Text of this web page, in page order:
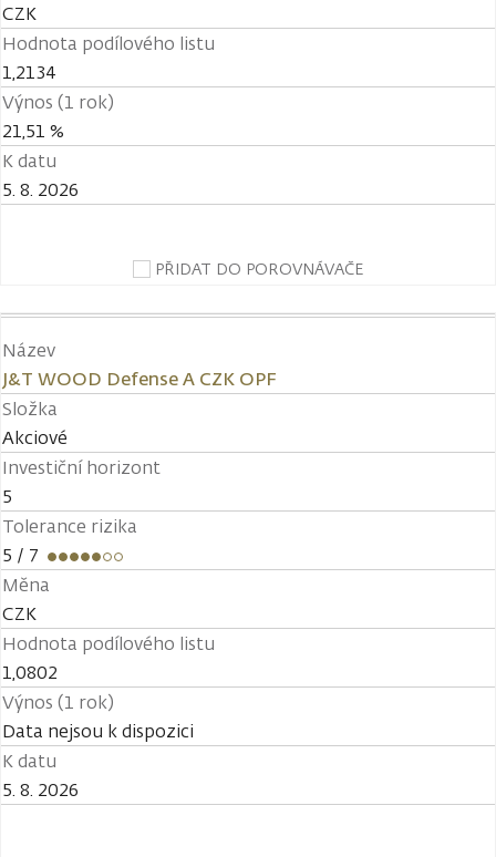
CZK
Hodnota podílového listu
1,2134
Výnos (1 rok)
21,51 %
K datu
5. 8. 2026
PŘIDAT DO POROVNÁVAČE
Název
J&T WOOD Defense A CZK OPF
Složka
Akciové
Investiční horizont
5
Tolerance rizika
5 / 7
Měna
CZK
Hodnota podílového listu
1,0802
Výnos (1 rok)
Data nejsou k dispozici
K datu
5. 8. 2026